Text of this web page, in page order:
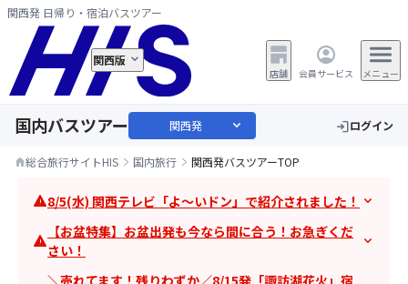
関西発 日帰り・宿泊バスツアー
関西版
店舗 会員サービス メニュー
国内バスツアー 関西発 expand_more loginログイン
home総合旅行サイトHIS 国内旅行 関西発バスツアーTOP
warning8/5(水) 関西テレビ「よ～いドン」で紹介されました！ expand_more
warning
【お盆特集】お盆出発も今なら間に合う！お急ぎくだ
さい！
expand_more
＼売れてます！残りわずか／8/15発「諏訪湖花火」宿